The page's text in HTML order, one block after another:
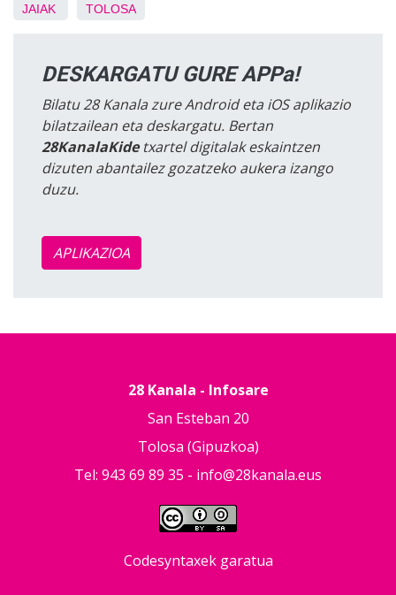
JAIAK TOLOSA
DESKARGATU GURE APPa!
Bilatu 28 Kanala zure Android eta iOS aplikazio
bilatzailean eta deskargatu. Bertan
28KanalaKidetxartel digitalak eskaintzen
dizuten abantailez gozatzeko aukera izango
duzu.
APLIKAZIOA
28 Kanala - Infosare
San Esteban 20
Tolosa (Gipuzkoa)
Tel: 943 69 89 35 - info@28kanala.eus
Codesyntaxek garatua